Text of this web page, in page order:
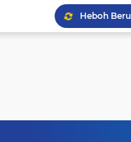
Bupati BBS